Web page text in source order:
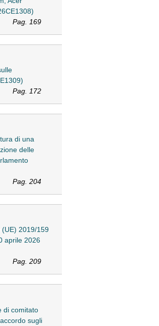
Pag. 169
Pag. 172
di una
delle
Pag. 204
2019/159
aprile 2026
Pag. 209
di comitato
sugli